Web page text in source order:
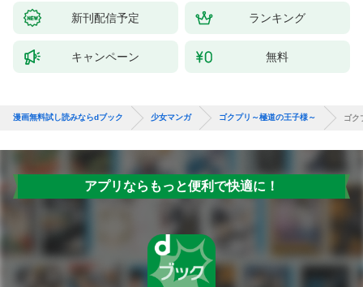
新刊配信予定 ランキング
キャンペーン 無料
漫画無料試し読みならdブック 少女マンガ ゴクプリ～極道の王子様～ ゴク
アプリならもっと便利で快適に！